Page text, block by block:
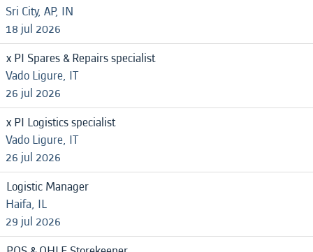
Sri City, AP, IN
18 jul 2026
x PI Spares & Repairs specialist
Vado Ligure, IT
26 jul 2026
x PI Logistics specialist
Vado Ligure, IT
26 jul 2026
Logistic Manager
Haifa, IL
29 jul 2026